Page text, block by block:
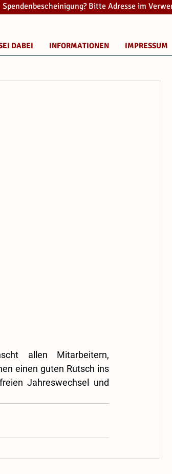
Bitte Adresse im
DABEI INFORMATIONEN IMPRESSUM
allen Mitarbeitern,
einen guten Rutsch ins
Jahreswechsel und